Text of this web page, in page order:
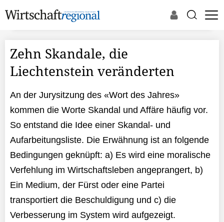
Zehn Skandale, die
Liechtenstein veränderten
An der Jurysitzung des «Wort des Jahres»
kommen die Worte Skandal und Affäre häufig vor.
So entstand die Idee einer Skandal- und
Aufarbeitungsliste. Die Erwähnung ist an folgende
Bedingungen geknüpft: a) Es wird eine moralische
Verfehlung im Wirtschaftsleben angeprangert, b)
Ein Medium, der Fürst oder eine Partei
transportiert die Beschuldigung und c) die
Verbesserung im System wird aufgezeigt.